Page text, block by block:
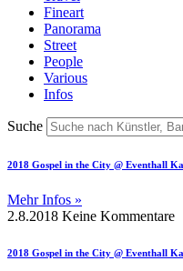
Fineart
Panorama
Street
People
Various
Infos
Suche
2018 Gospel in the City @ Eventhall
Mehr Infos »
2.8.2018 Keine Kommentare
2018 Gospel in the City @ Eventhall